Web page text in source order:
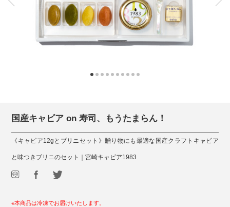
国産キャビア on 寿司、もうたまらん！
《キャビア12gとブリニセット》贈り物にも最適な国産クラフトキャビア
と味つきブリニのセット｜宮崎キャビア1983
※本商品は冷凍でお届けいたします。